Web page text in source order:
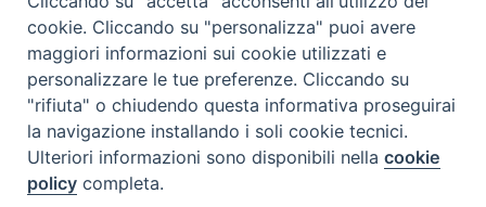
cookie. Cliccando su "personalizza" puoi avere
maggiori informazioni sui cookie utilizzati e
personalizzare le tue preferenze. Cliccando su
"rifiuta" o chiudendo questa informativa proseguirai
la navigazione installando i soli cookie tecnici.
Ulteriori informazioni sono disponibili nellacookie
policy completa.